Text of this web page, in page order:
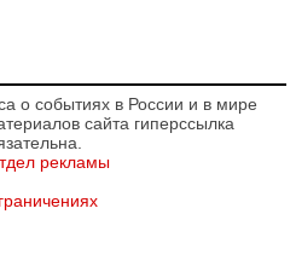
о событиях в России и в мире
сайта гиперссылка
рекламы